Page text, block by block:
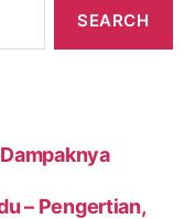
– Pengertian,